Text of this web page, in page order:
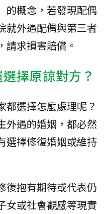
的概念，若發現配偶
就外遇配偶與第三者
請求損害賠償。
擇原諒對方？
都選擇怎麼處理呢？
外遇的婚姻，都必然
選擇修復婚姻或維持
復抱有期待或代表仍
女或社會觀感等現實